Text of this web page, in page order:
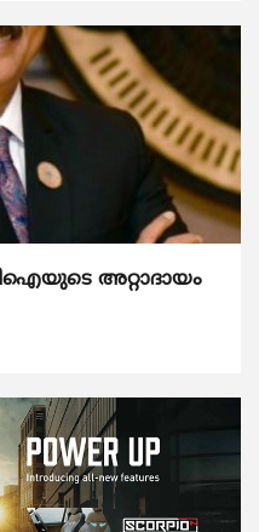
അറ്റാദായം